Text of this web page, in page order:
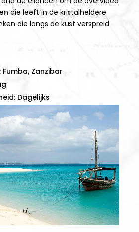
die leeft in de kristalheldere
die langs de kust verspreid
Zanzibar
Dagelijks